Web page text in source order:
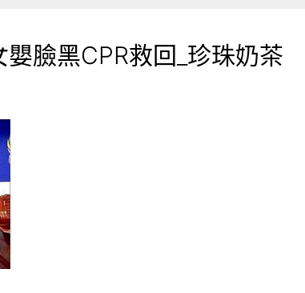
臉黑CPR救回_珍珠奶茶